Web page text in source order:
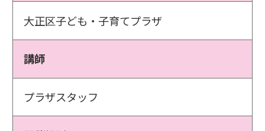
大正区子ども・子育てプラザ
講師
プラザスタッフ